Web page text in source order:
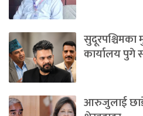
सुदूरपश्चिमका
कार्यालय पुगे
आरुजुलाई